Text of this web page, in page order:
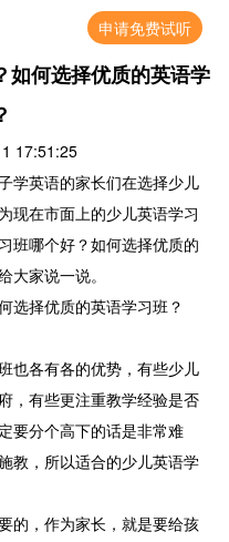
申请免费试听
如何选择优质的英语学
17:51:25
英语的家长们在选择少儿
现在市面上的少儿英语学习
班哪个好？如何选择优质的
大家说一说。
择优质的英语学习班？
各有各的优势，有些少儿
，有些更注重教学经验是否
要分个高下的话是非常难
教，所以适合的少儿英语学
，作为家长，就是要给孩